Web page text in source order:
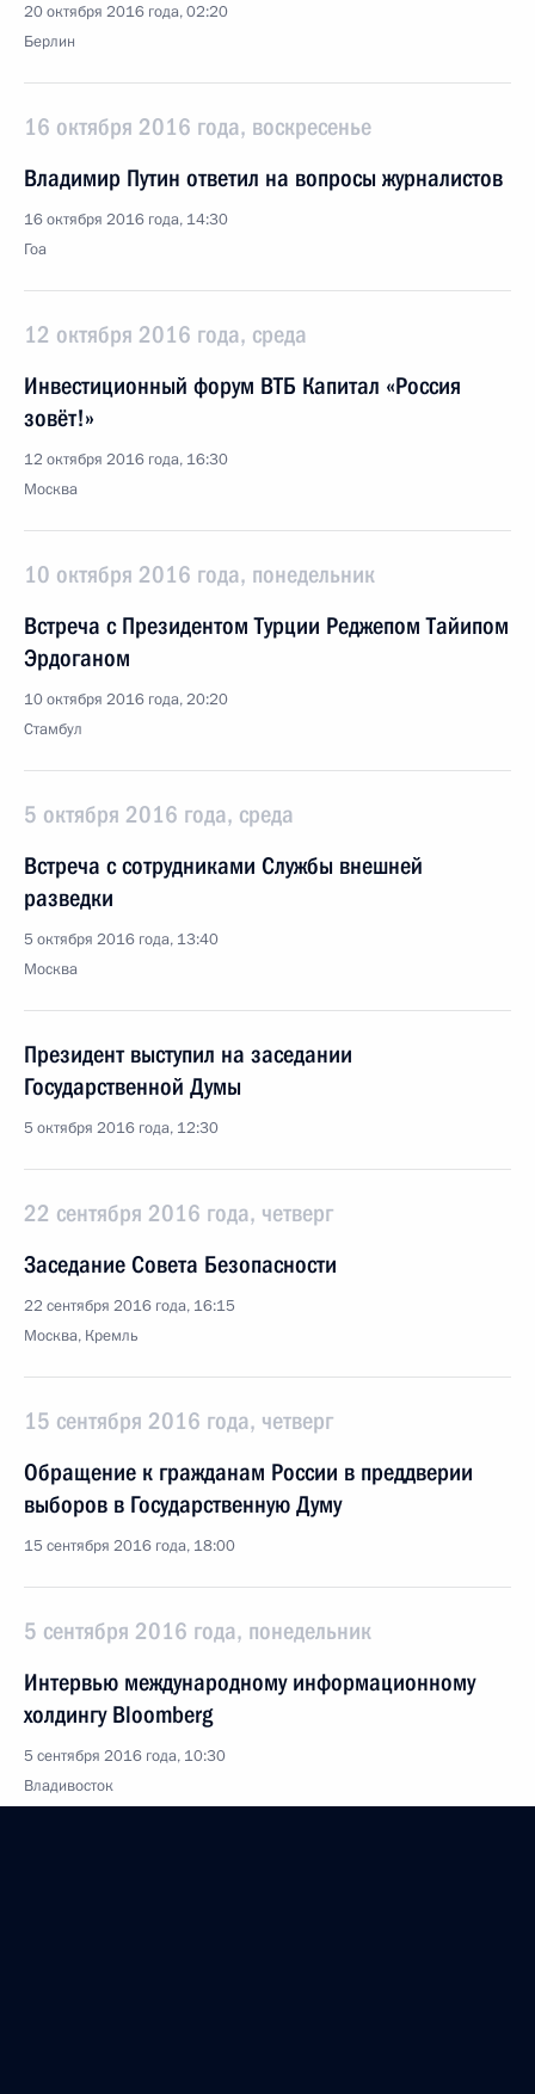
20 октября 2016 года, 02:20
Берлин
16 октября 2016 года, воскресенье
Владимир Путин ответил на вопросы журналистов
16 октября 2016 года, 14:30
Гоа
12 октября 2016 года, среда
Инвестиционный форум ВТБ Капитал «Россия
зовёт!»
12 октября 2016 года, 16:30
Москва
10 октября 2016 года, понедельник
Встреча с Президентом Турции Реджепом Тайипом
Эрдоганом
10 октября 2016 года, 20:20
Стамбул
5 октября 2016 года, среда
Встреча с сотрудниками Службы внешней
разведки
5 октября 2016 года, 13:40
Москва
Президент выступил на заседании
Государственной Думы
5 октября 2016 года, 12:30
22 сентября 2016 года, четверг
Заседание Совета Безопасности
22 сентября 2016 года, 16:15
Москва, Кремль
15 сентября 2016 года, четверг
Обращение к гражданам России в преддверии
выборов в Государственную Думу
15 сентября 2016 года, 18:00
5 сентября 2016 года, понедельник
Интервью международному информационному
холдингу Bloomberg
5 сентября 2016 года, 10:30
Владивосток